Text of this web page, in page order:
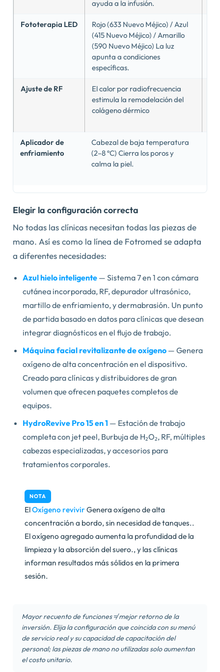
ayuda a la infusión.
Fototerapia LED
Rojo (633 Nuevo Méjico) / Azul
(415 Nuevo Méjico) / Amarillo
(590 Nuevo Méjico) La luz
apunta a condiciones
específicas.
Ajuste de RF
El calor por radiofrecuencia
estimula la remodelación del
colágeno dérmico
Aplicador de
enfriamiento
Cabezal de baja temperatura
(2–8 ºC) Cierra los poros y
calma la piel.
Elegir la configuración correcta
No todas las clínicas necesitan todas las piezas de
mano. Así es como la línea de Fotromed se adapta
a diferentes necesidades:
Azul hielo inteligente — Sistema 7 en 1 con cámara
cutánea incorporada, RF, depurador ultrasónico,
martillo de enfriamiento, y dermabrasión. Un punto
de partida basado en datos para clínicas que desean
integrar diagnósticos en el flujo de trabajo.
Máquina facial revitalizante de oxígeno — Genera
oxígeno de alta concentración en el dispositivo.
Creado para clínicas y distribuidores de gran
volumen que ofrecen paquetes completos de
equipos.
HydroRevive Pro 15 en 1 — Estación de trabajo
completa con jet peel, Burbuja de H₂O₂, RF, múltiples
cabezas especializadas, y accesorios para
tratamientos corporales.
NOTA
ElOxígeno revivirGenera oxígeno de alta
concentración a bordo, sin necesidad de tanques..
El oxígeno agregado aumenta la profundidad de la
limpieza y la absorción del suero., y las clínicas
informan resultados más sólidos en la primera
sesión.
Mayor recuento de funciones ≠ mejor retorno de la
inversión. Elija la configuración que coincida con su menú
de servicio real y su capacidad de capacitación del
personal; las piezas de mano no utilizadas solo aumentan
el costo unitario.